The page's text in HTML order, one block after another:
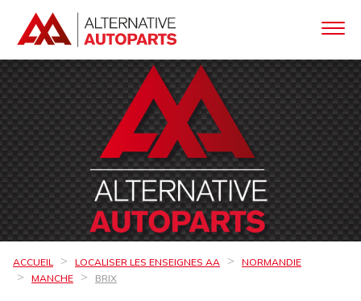
ACCUEIL LOCALISER LES ENSEIGNES AA
NORMANDIE
MANCHE
BRIX